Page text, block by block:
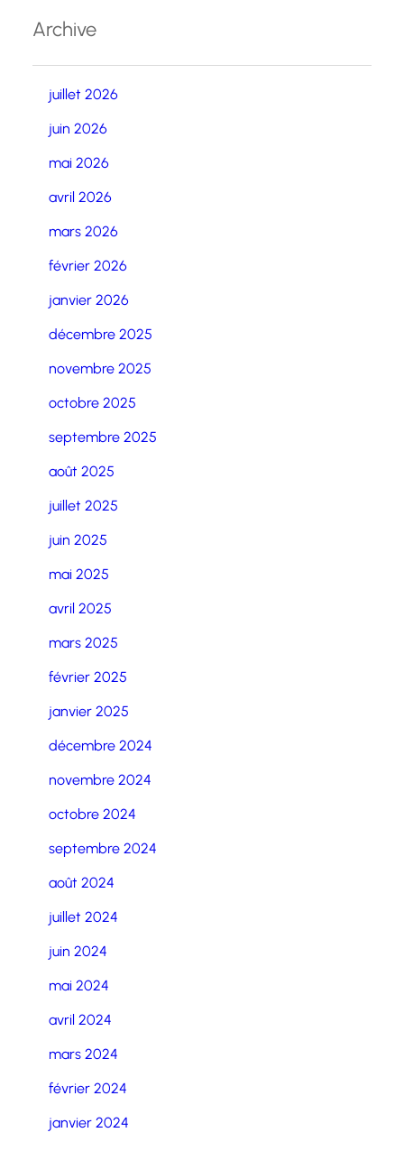
Archive
juillet 2026
juin 2026
mai 2026
avril 2026
mars 2026
février 2026
janvier 2026
décembre 2025
novembre 2025
octobre 2025
septembre 2025
août 2025
juillet 2025
juin 2025
mai 2025
avril 2025
mars 2025
février 2025
janvier 2025
décembre 2024
novembre 2024
octobre 2024
septembre 2024
août 2024
juillet 2024
juin 2024
mai 2024
avril 2024
mars 2024
février 2024
janvier 2024